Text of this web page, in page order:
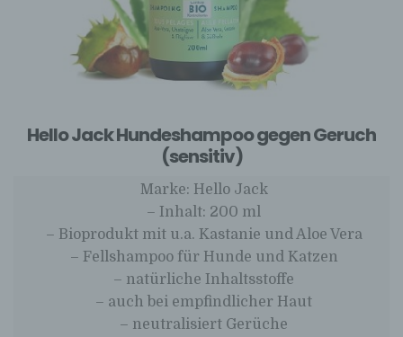
Hello Jack Hundeshampoo gegen Geruch
(sensitiv)
Marke: Hello Jack
– Inhalt: 200 ml
– Bioprodukt mit u.a. Kastanie und Aloe Vera
– Fellshampoo für Hunde und Katzen
– natürliche Inhaltsstoffe
– auch bei empfindlicher Haut
– neutralisiert Gerüche